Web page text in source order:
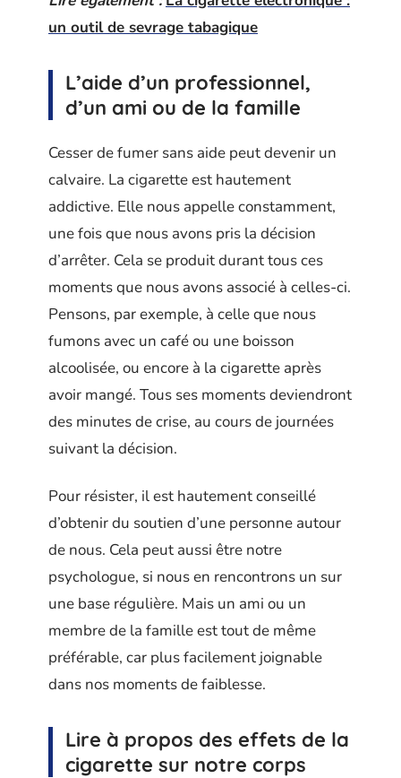
un outil de sevrage tabagique
L’aide d’un professionnel,
d’un ami ou de la famille
Cesser de fumer sans aide peut devenir un
calvaire. La cigarette est hautement
addictive. Elle nous appelle constamment,
une fois que nous avons pris la décision
d’arrêter. Cela se produit durant tous ces
moments que nous avons associé à celles-ci.
Pensons, par exemple, à celle que nous
fumons avec un café ou une boisson
alcoolisée, ou encore à la cigarette après
avoir mangé. Tous ses moments deviendront
des minutes de crise, au cours de journées
suivant la décision.
Pour résister, il est hautement conseillé
d’obtenir du soutien d’une personne autour
de nous. Cela peut aussi être notre
psychologue, si nous en rencontrons un sur
une base régulière. Mais un ami ou un
membre de la famille est tout de même
préférable, car plus facilement joignable
dans nos moments de faiblesse.
Lire à propos des effets de la
cigarette sur notre corps